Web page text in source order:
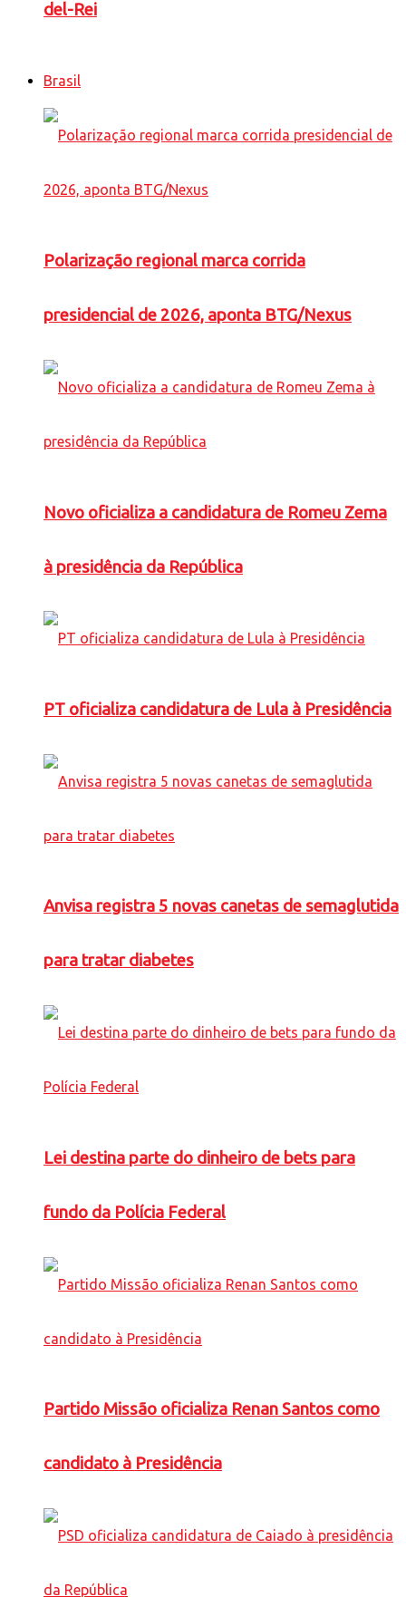
del-Rei
Brasil
Polarização regional marca corrida
presidencial de 2026, aponta BTG/Nexus
Novo oficializa a candidatura de Romeu Zema
à presidência da República
PT oficializa candidatura de Lula à Presidência
Anvisa registra 5 novas canetas de semaglutida
para tratar diabetes
Lei destina parte do dinheiro de bets para
fundo da Polícia Federal
Partido Missão oficializa Renan Santos como
candidato à Presidência